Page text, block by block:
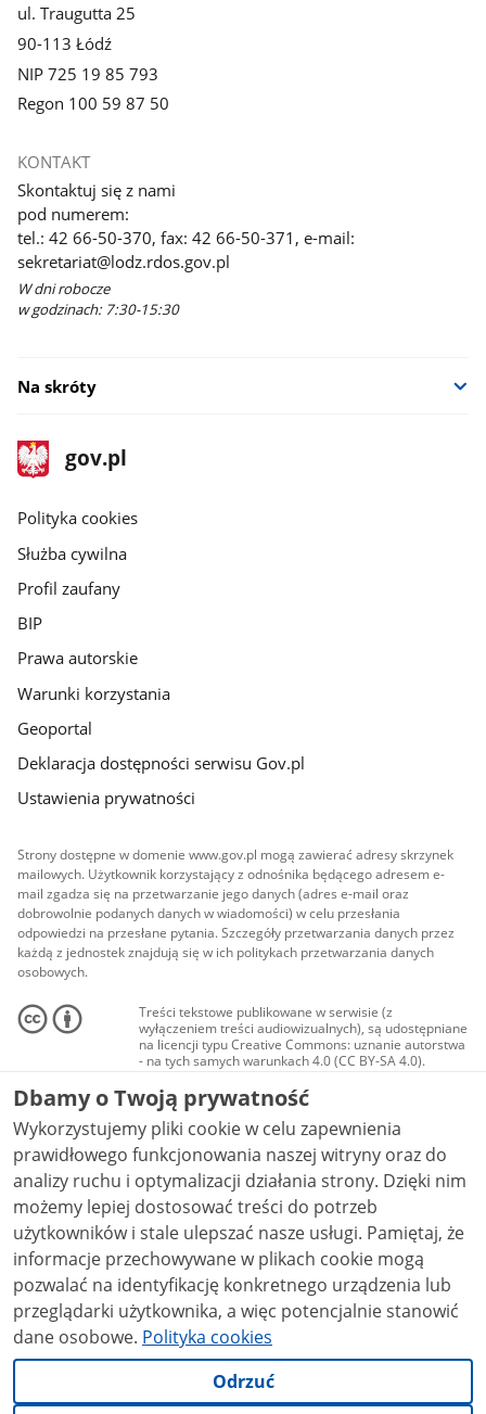
ul. Traugutta 25
90-113 Łódź
NIP 725 19 85 793
Regon 100 59 87 50
KONTAKT
Skontaktuj się z nami
pod numerem:
tel.: 42 66-50-370, fax: 42 66-50-371, e-mail:
sekretariat@lodz.rdos.gov.pl
W dni robocze
w godzinach: 7:30-15:30
Na skróty
stopka
gov.pl
Strona
gov.pl
gov.pl
Polityka cookies
Służba cywilna
Profil zaufany
BIP
Prawa autorskie
Warunki korzystania
Geoportal
Deklaracja dostępności serwisu Gov.pl
Ustawienia prywatności
Strony dostępne w domenie www.gov.pl mogą zawierać adresy skrzynek
mailowych. Użytkownik korzystający z odnośnika będącego adresem e-
mail zgadza się na przetwarzanie jego danych (adres e-mail oraz
dobrowolnie podanych danych w wiadomości) w celu przesłania
odpowiedzi na przesłane pytania. Szczegóły przetwarzania danych przez
każdą z jednostek znajdują się w ich politykach przetwarzania danych
osobowych.
Treści tekstowe publikowane w serwisie (z
wyłączeniem treści audiowizualnych), są udostępniane
na licencji typu Creative Commons: uznanie autorstwa
- na tych samych warunkach 4.0 (CC BY-SA 4.0).
Materiały audiowizualne, w tym zdjęcia, materiały
audio i wideo, są udostępniane na licencji typu
Creative Commons: uznanie autorstwa użycie
niekomercyjne - bez utworów zależnych 4.0 (CC BY-
NC-ND 4.0), o ile nie jest to stwierdzone inaczej.
Dbamy o Twoją prywatność
Wykorzystujemy pliki cookie w celu zapewnienia
prawidłowego funkcjonowania naszej witryny oraz do
analizy ruchu i optymalizacji działania strony. Dzięki nim
możemy lepiej dostosować treści do potrzeb
użytkowników i stale ulepszać nasze usługi. Pamiętaj, że
informacje przechowywane w plikach cookie mogą
pozwalać na identyfikację konkretnego urządzenia lub
przeglądarki użytkownika, a więc potencjalnie stanowić
dane osobowe. Polityka cookies
Odrzuć